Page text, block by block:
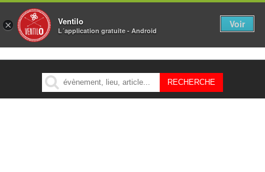
MENU
× Ventilo
L´application gratuite - Android
Voir